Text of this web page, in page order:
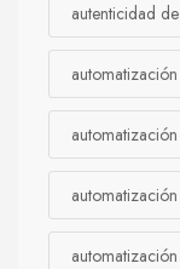
autenticidad